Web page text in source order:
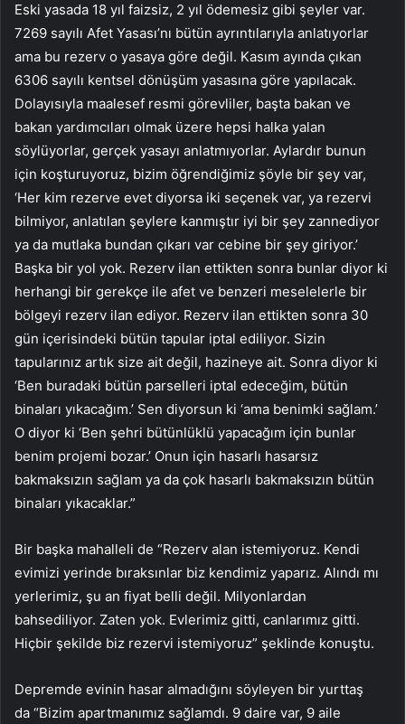
Eski yasada 18 yıl faizsiz, 2 yıl ödemesiz gibi şeyler var.
7269 sayılı Afet Yasası’nı bütün ayrıntılarıyla anlatıyorlar
ama bu rezerv o yasaya göre değil. Kasım ayında çıkan
6306 sayılı kentsel dönüşüm yasasına göre yapılacak.
Dolayısıyla maalesef resmi görevliler, başta bakan ve
bakan yardımcıları olmak üzere hepsi halka yalan
söylüyorlar, gerçek yasayı anlatmıyorlar. Aylardır bunun
için koşturuyoruz, bizim öğrendiğimiz şöyle bir şey var,
‘Her kim rezerve evet diyorsa iki seçenek var, ya rezervi
bilmiyor, anlatılan şeylere kanmıştır iyi bir şey zannediyor
ya da mutlaka bundan çıkarı var cebine bir şey giriyor.’
Başka bir yol yok. Rezerv ilan ettikten sonra bunlar diyor ki
herhangi bir gerekçe ile afet ve benzeri meselelerle bir
bölgeyi rezerv ilan ediyor. Rezerv ilan ettikten sonra 30
gün içerisindeki bütün tapular iptal ediliyor. Sizin
tapularınız artık size ait değil, hazineye ait. Sonra diyor ki
‘Ben buradaki bütün parselleri iptal edeceğim, bütün
binaları yıkacağım.’ Sen diyorsun ki ‘ama benimki sağlam.’
O diyor ki ‘Ben şehri bütünlüklü yapacağım için bunlar
benim projemi bozar.’ Onun için hasarlı hasarsız
bakmaksızın sağlam ya da çok hasarlı bakmaksızın bütün
binaları yıkacaklar.”
Bir başka mahalleli de “Rezerv alan istemiyoruz. Kendi
evimizi yerinde bıraksınlar biz kendimiz yaparız. Alındı mı
yerlerimiz, şu an fiyat belli değil. Milyonlardan
bahsediliyor. Zaten yok. Evlerimiz gitti, canlarımız gitti.
Hiçbir şekilde biz rezervi istemiyoruz” şeklinde konuştu.
Depremde evinin hasar almadığını söyleyen bir yurttaş
da “Bizim apartmanımız sağlamdı. 9 daire var, 9 aile